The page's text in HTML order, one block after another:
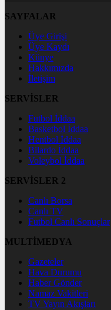
SAYFALAR
Üye Girişi
Üye Kaydı
Künye
Hakkımızda
İletişim
SERVİSLER
Futbol İddaa
Basketbol İddaa
Hentbol İddaa
Bilardo İddaa
Voleybol İddaa
SERVİSLER 2
Canlı Borsa
Canlı TV
Futbol Canlı Sonuçlar
MULTİMEDYA
Gazeteler
Hava Durumu
Haber Gönder
Namaz Vakitleri
TV Yayın Akışları